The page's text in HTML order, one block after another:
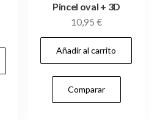
Pincel oval + 3D
10,95 €
Añadir al carrito
Comparar